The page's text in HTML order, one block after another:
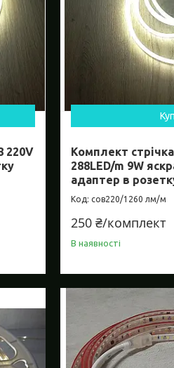
220V
Комплект
288LED/m 9W
адаптер в
сов220/1260 лм/м
250 ₴/комплект
В наявності